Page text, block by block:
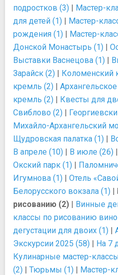
подростков (3) | Мастер-
для детей (1) | Мастер-
рождения (1) | Мастер-
Донской Монастырь (1) |
Выставки Васнецова (1) |
Зарайск (2) | Коломенский
кремль (2) |
кремль (2) | Квесты для
Свиблово (2) |
Михайло-Архангельский
Щудровская палатка (1) |
В апреле (10) | В июле (26) |
Окский парк (1) |
Игумнова (1) | Отель
Белорусского вокзала (1) |
рисованию (2) | Винные
классы по рисованию
дегустации для двоих (1) |
Экскурсии 2025 (58) | На 7
Кулинарные мастер-
(2) | Тюрьмы (1) | Мастер-